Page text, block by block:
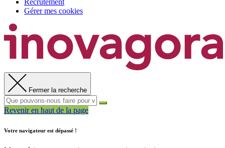
Recrutement
Gérer mes cookies
Fermer la recherche
Revenir en haut de la page
Votre navigateur est dépassé !